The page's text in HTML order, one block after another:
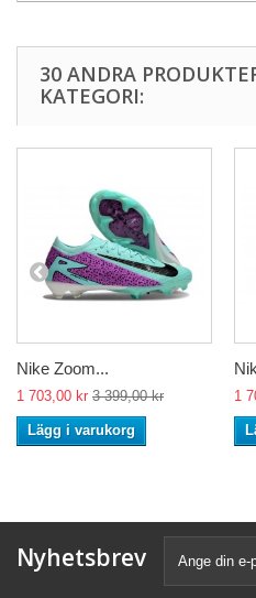
30 ANDRA
KATEGORI:
Nike Zoom...
1 703,00 kr 3 399,00 kr
Lägg i varukorg
1
Nyhetsbrev